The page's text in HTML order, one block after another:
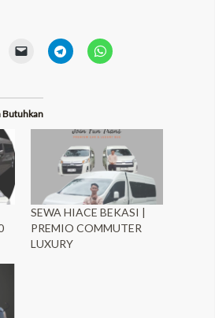
Butuhkan
SEWA HIACE BEKASI |
PREMIO COMMUTER
LUXURY